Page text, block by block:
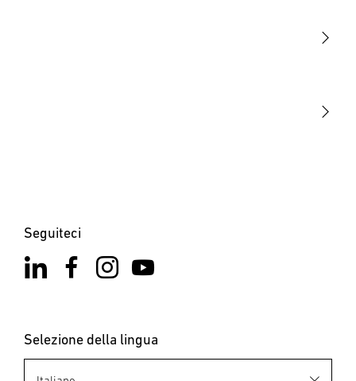
Seguiteci
Selezione della lingua